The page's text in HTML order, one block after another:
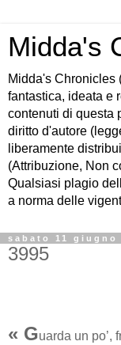
Midda's
Midda's Chronicles
fantastica, ideata e
contenuti di questa
diritto d'autore
liberamente
(Attribuzione, Non
Qualsiasi plagio
a norma delle
sabato 11 giugno
3995
« Guarda un po’,